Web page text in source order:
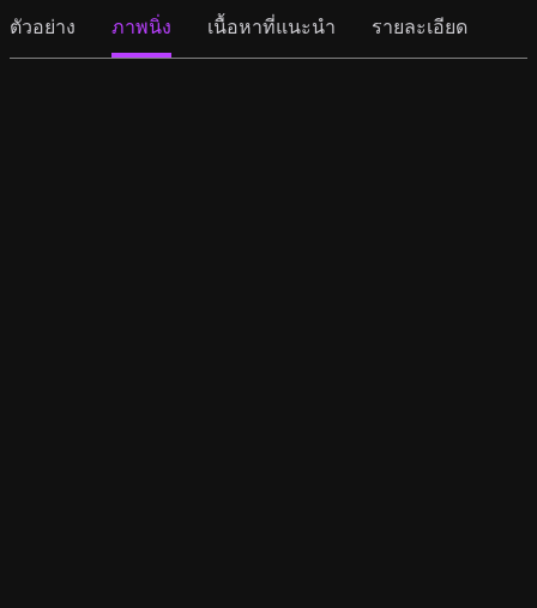
ตัวอย่าง ภาพนิ่ง เนื้อหาที่แนะนำ รายละเอียด